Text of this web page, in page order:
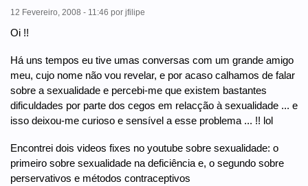
12 Fevereiro, 2008 - 11:46 por jfilipe
Oi !!
Há uns tempos eu tive umas conversas com um grande amigo
meu, cujo nome não vou revelar, e por acaso calhamos de falar
sobre a sexualidade e percebi-me que existem bastantes
dificuldades por parte dos cegos em relacção à sexualidade ... e
isso deixou-me curioso e sensível a esse problema ... !! lol
Encontrei dois videos fixes no youtube sobre sexualidade: o
primeiro sobre sexualidade na deficiência e, o segundo sobre
perservativos e métodos contraceptivos